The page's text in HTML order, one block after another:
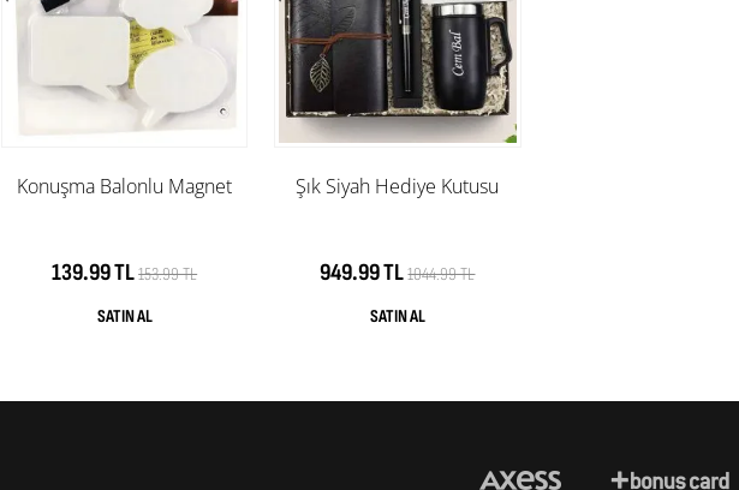
Konuşma Balonlu Magnet
139.99 TL153.99 TL
Şık Siyah Hediye Kutusu
949.99 TL1044.99 TL